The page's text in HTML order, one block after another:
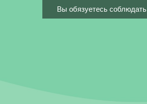
Вы обязуетесь соблюдать